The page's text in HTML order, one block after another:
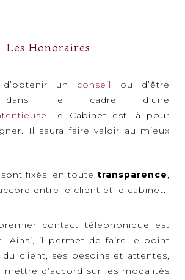
Les Honoraires
d’obtenir un conseil
ou d’être
dans le cadre d’une
, le Cabinet est là pour
Il saura faire valoir au mieux
fixés, en toute transparence,
entre le client et le cabinet.
contact téléphonique est
Ainsi, il permet de faire le point
client, ses besoins et attentes,
mettre d’accord sur les modalités